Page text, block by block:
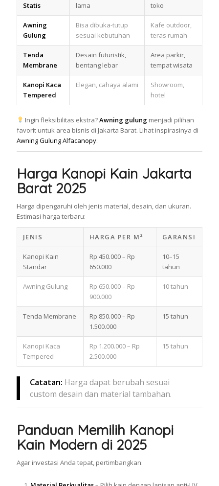
Statis
lama
toko
Awning
Gulung
Bisa dibuka-tutup
sesuai kebutuhan
Kafe outdoor,
teras rumah
Tenda
Membrane
Desain futuristik,
bentang lebar
Area parkir,
tempat wisata
Kanopi Kaca
Tempered
Elegan, cahaya alami
Showroom,
hotel
Ingin fleksibilitas ekstra?Awning gulung menjadi pilihan
favorit untuk area bisnis di Jakarta Barat. Lihat inspirasinya di
Awning Gulung Alfacanopy.
Harga Kanopi Kain Jakarta
Barat 2025
Harga dipengaruhi oleh jenis material, desain, dan ukuran.
Estimasi harga terbaru:
JENIS HARGA PER M² GARANSI
Kanopi Kain
Standar
Rp 450.000 – Rp
650.000
10–15
tahun
Awning Gulung
Rp 650.000 – Rp
900.000
10 tahun
Tenda Membrane
Rp 850.000 – Rp
1.500.000
15 tahun
Kanopi Kaca
Tempered
Rp 1.200.000 – Rp
2.500.000
15 tahun
Catatan: Harga dapat berubah sesuai
custom desain dan material tambahan.
Panduan Memilih Kanopi
Kain Modern di 2025
Agar investasi Anda tepat, pertimbangkan: